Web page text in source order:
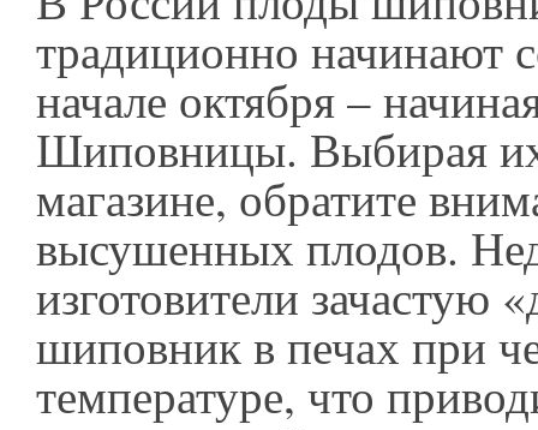
традиционно начинают
начале октября –
Шиповницы. Выбирая
магазине, обратите
высушенных плодов.
изготовители зачастую
шиповник в печах при
температуре, что